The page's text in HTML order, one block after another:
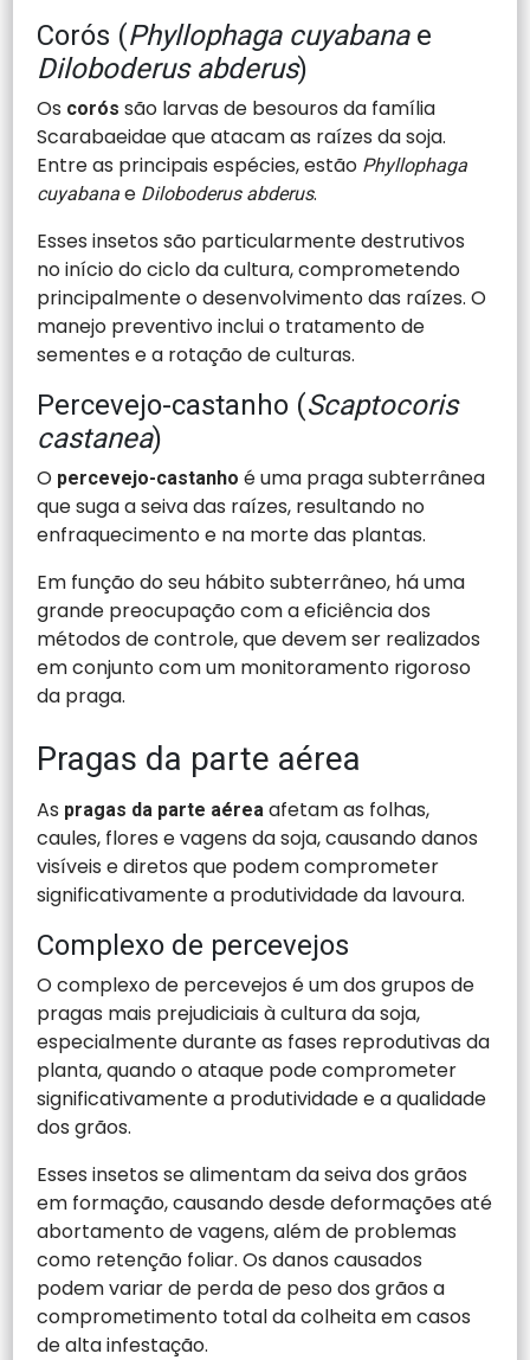
Corós (Phyllophaga cuyabanae
Diloboderus abderus)
Os coróssão larvas de besouros da família
Scarabaeidae que atacam as raízes da soja.
Entre as principais espécies, estão Phyllophaga
cuyabana e Diloboderus abderus.
Esses insetos são particularmente destrutivos
no início do ciclo da cultura, comprometendo
principalmente o desenvolvimento das raízes. O
manejo preventivo inclui o tratamento de
sementes e a rotação de culturas.
Percevejo-castanho (Scaptocoris
castanea)
O percevejo-castanho é uma praga subterrânea
que suga a seiva das raízes, resultando no
enfraquecimento e na morte das plantas.
Em função do seu hábito subterrâneo, há uma
grande preocupação com a eficiência dos
métodos de controle, que devem ser realizados
em conjunto com um monitoramento rigoroso
da praga.
Pragas da parte aérea
As pragas da parte aérea afetam as folhas,
caules, flores e vagens da soja, causando danos
visíveis e diretos que podem comprometer
significativamente a produtividade da lavoura.
Complexo de percevejos
O complexo de percevejos é um dos grupos de
pragas mais prejudiciais à cultura da soja,
especialmente durante as fases reprodutivas da
planta, quando o ataque pode comprometer
significativamente a produtividade e a qualidade
dos grãos.
Esses insetos se alimentam da seiva dos grãos
em formação, causando desde deformações até
abortamento de vagens, além de problemas
como retenção foliar. Os danos causados
podem variar de perda de peso dos grãos a
comprometimento total da colheita em casos
de alta infestação.